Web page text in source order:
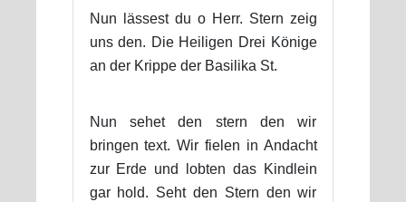
Nun lässest du o Herr. Stern zeig
uns den. Die Heiligen Drei Könige
an der Krippe der Basilika St.
Nun sehet den stern den wir
bringen text. Wir fielen in Andacht
zur Erde und lobten das Kindlein
gar hold. Seht den Stern den wir